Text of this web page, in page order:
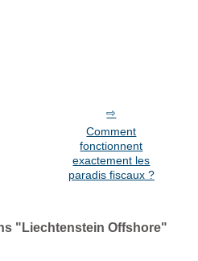
Comment
fonctionnent
exactement les
paradis fiscaux ?
"Liechtenstein Offshore"